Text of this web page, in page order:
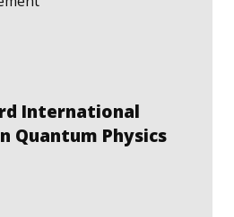
International
Quantum Physics